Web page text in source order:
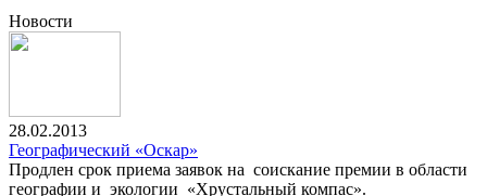
Новости
28.02.2013
Географический «Оскар»
Продлен срок приема заявок на соискание премии в области
географии и экологии «Хрустальный компас».